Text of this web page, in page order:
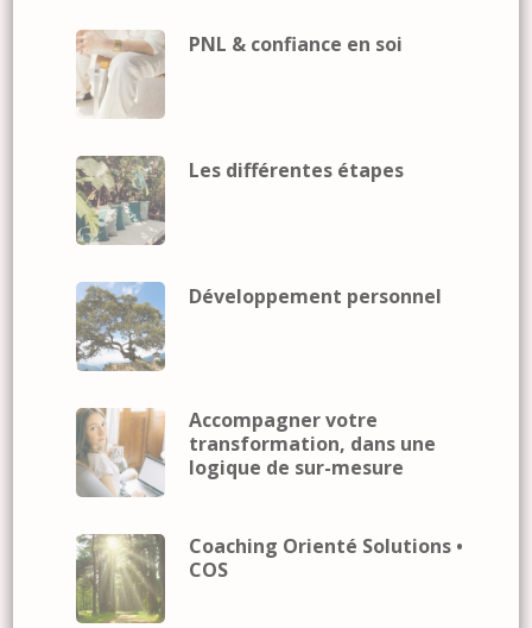
PNL & confiance en soi
Les différentes étapes
Développement personnel
Accompagner votre
transformation, dans une
logique de sur-mesure
Coaching Orienté Solutions •
COS